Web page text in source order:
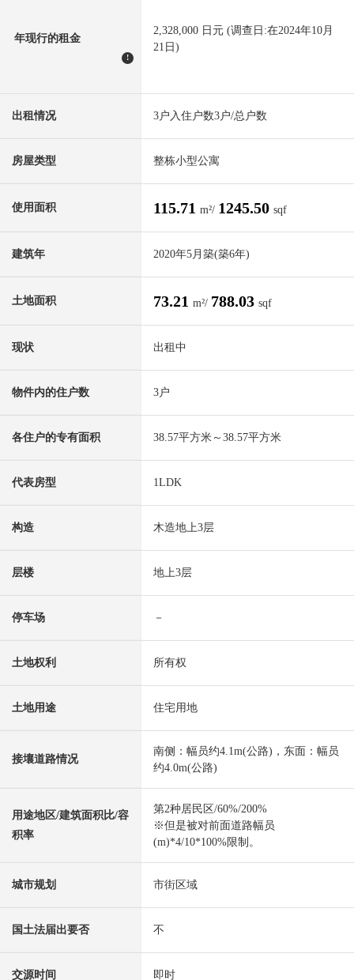
年现行的租金
!
2,328,000 日元 (调查日:在2024年10月
21日)
出租情况 3户入住户数3户/总户数
房屋类型 整栋小型公寓
使用面积 115.71 m²/ 1245.50 sqf
建筑年 2020年5月築(築6年)
土地面积 73.21 m²/ 788.03 sqf
现状 出租中
物件内的住户数 3户
各住户的专有面积 38.57平方米～38.57平方米
代表房型 1LDK
构造 木造地上3层
层楼 地上3层
停车场 －
土地权利 所有权
土地用途 住宅用地
接壤道路情况
南侧：幅员约4.1m(公路)，东面：幅员
约4.0m(公路)
用途地区/建筑面积比/容
积率
第2种居民区/60%/200%
※但是被对前面道路幅员
(m)*4/10*100%限制。
城市规划 市街区域
国土法届出要否 不
交源时间 即时